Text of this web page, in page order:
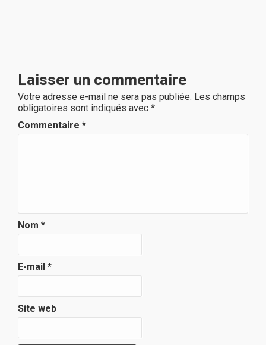
Laisser un commentaire
Votre adresse e-mail ne sera pas publiée. Les champs
obligatoires sont indiqués avec *
Commentaire *
Nom *
E-mail *
Site web